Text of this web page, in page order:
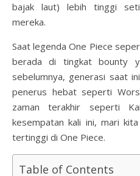
bajak laut) lebih tinggi
mereka.
Saat legenda One Piece
berada di tingkat bounty
sebelumnya, generasi saat
penerus hebat seperti
zaman terakhir seperti
kesempatan kali ini, mari
tertinggi di One Piece.
Table of Contents